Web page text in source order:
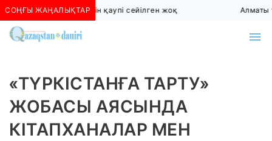
СОҢҒЫ ЖАҢАЛЫҚТАР
Алматыда көшкін қаупі сейілген жоқ Алматы
«ТҮРКІСТАНҒА ТАРТУ»
ЖОБАСЫ АЯСЫНДА
КІТАПХАНАЛАР МЕН